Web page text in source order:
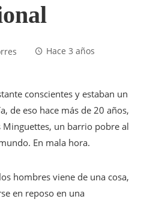
Hace 3 años
conscientes y estaban un
de eso hace más de 20 años,
Minguettes, un barrio pobre al
En mala hora.
hombres viene de una cosa,
en reposo en una